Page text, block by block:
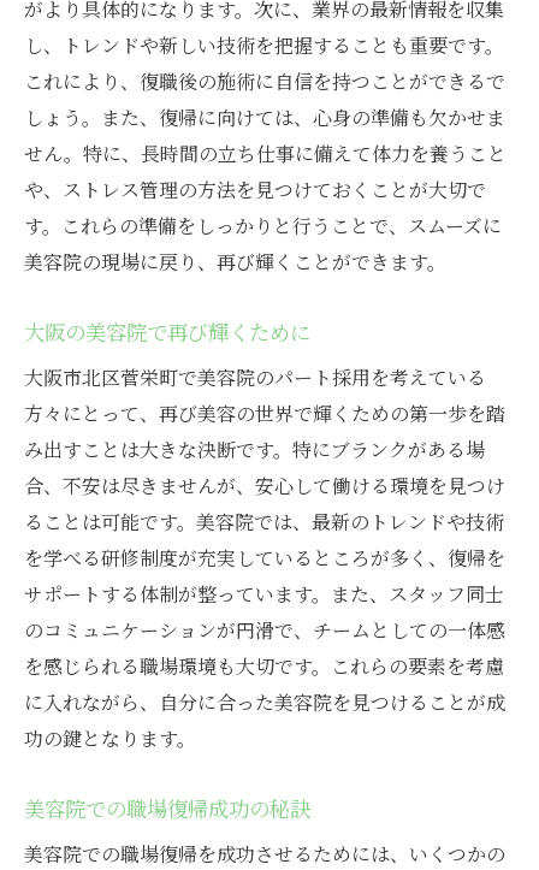
がより具体的になります。次に、業界の最新情報を収集
し、トレンドや新しい技術を把握することも重要です。
これにより、復職後の施術に自信を持つことができるで
しょう。また、復帰に向けては、心身の準備も欠かせま
せん。特に、長時間の立ち仕事に備えて体力を養うこと
や、ストレス管理の方法を見つけておくことが大切で
す。これらの準備をしっかりと行うことで、スムーズに
美容院の現場に戻り、再び輝くことができます。
大阪の美容院で再び輝くために
大阪市北区菅栄町で美容院のパート採用を考えている
方々にとって、再び美容の世界で輝くための第一歩を踏
み出すことは大きな決断です。特にブランクがある場
合、不安は尽きませんが、安心して働ける環境を見つけ
ることは可能です。美容院では、最新のトレンドや技術
を学べる研修制度が充実しているところが多く、復帰を
サポートする体制が整っています。また、スタッフ同士
のコミュニケーションが円滑で、チームとしての一体感
を感じられる職場環境も大切です。これらの要素を考慮
に入れながら、自分に合った美容院を見つけることが成
功の鍵となります。
美容院での職場復帰成功の秘訣
美容院での職場復帰を成功させるためには、いくつかの